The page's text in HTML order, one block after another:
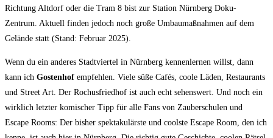
Richtung Altdorf oder die Tram 8 bist zur Station Nürnberg Doku-
Zentrum. Aktuell finden jedoch noch große Umbaumaßnahmen auf dem
Gelände statt (Stand: Februar 2025).
Wenn du ein anderes Stadtviertel in Nürnberg kennenlernen willst, dann
kann ich Gostenhof empfehlen. Viele süße Cafés, coole Läden, Restaurants
und Street Art. Der Rochusfriedhof ist auch echt sehenswert. Und noch ein
wirklich letzter komischer Tipp für alle Fans von Zauberschulen und
Escape Rooms: Der bisher spektakulärste und coolste Escape Room, den ich